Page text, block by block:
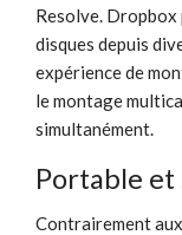
Resolve. Dropbox
disques depuis
expérience de
le montage
simultanément.
Portable
Contrairement